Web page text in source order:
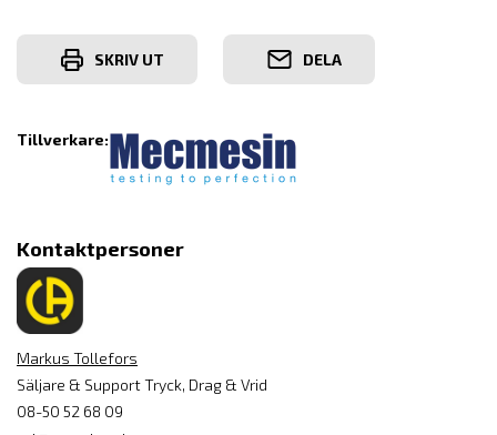
SKRIV UT DELA
Tillverkare:
Kontaktpersoner
Markus Tollefors
Säljare & Support Tryck, Drag & Vrid
08-50 52 68 09